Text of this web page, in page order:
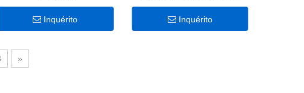
Inquérito Inquérito
»